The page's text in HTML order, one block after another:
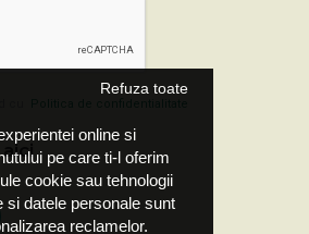
online si
pe care ti-l oferim
cookie sau tehnologii
si datele personale sunt
reclamelor.
Refuza toate